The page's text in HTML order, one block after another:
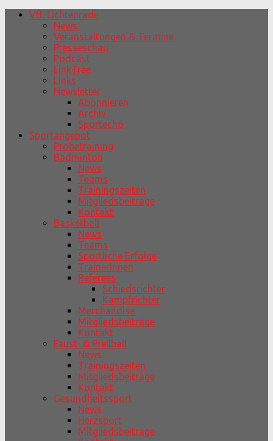
VfL Lichtenrade
News
Veranstaltungen & Termine
Presseschau
Podcast
LinkTree
Links
Newsletter
Abonnieren
Archiv
Sportecho
Sportangebot
Probetraining
Badminton
News
Teams
Trainingszeiten
Mitgliedsbeiträge
Kontakt
Basketball
News
Teams
Sportliche Erfolge
TrainerInnen
Referees
Schiedsrichter
Kampfrichter
Merchandise
Mitgliedsbeiträge
Kontakt
Faust- & Prellball
News
Trainingszeiten
Mitgliedsbeiträge
Kontakt
Gesundheitssport
News
Herzsport
Mitgliedsbeiträge